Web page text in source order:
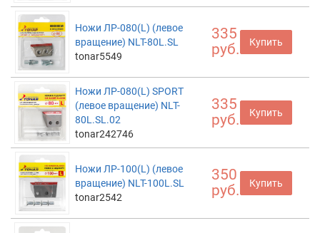
Ножи ЛР-080(L) (левое
вращение) NLT-80L.SL
tonar5549
335
руб.
Купить
Ножи ЛР-080(L) SPORT
(левое вращение) NLT-
80L.SL.02
tonar242746
335
руб.
Купить
Ножи ЛР-100(L) (левое
вращение) NLT-100L.SL
tonar2542
350
руб.
Купить